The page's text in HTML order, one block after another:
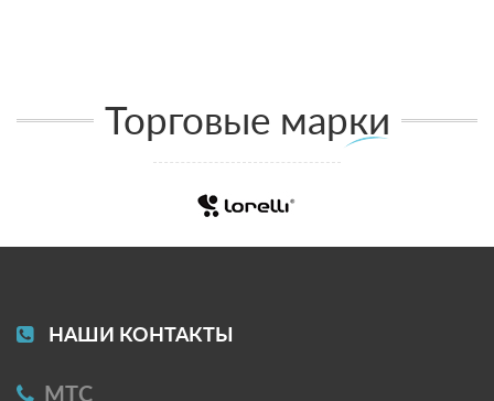
Торговые марки
НАШИ КОНТАКТЫ
МТС